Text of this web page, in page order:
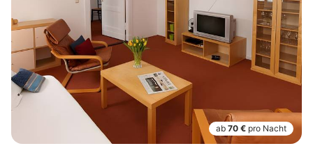
ab 70 € pro Nacht